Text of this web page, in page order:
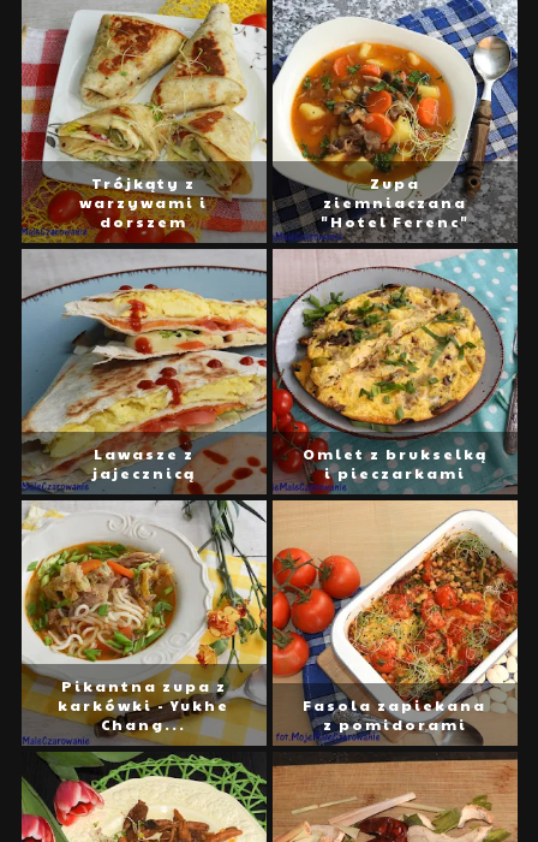
Trójkąty z
warzywami i
dorszem
Zupa
ziemniaczana
"Hotel Ferenc"
Lawasze z
jajecznicą
Omlet z brukselką
i pieczarkami
Pikantna zupa z
karkówki - Yukhe
Chang...
Fasola zapiekana
z pomidorami